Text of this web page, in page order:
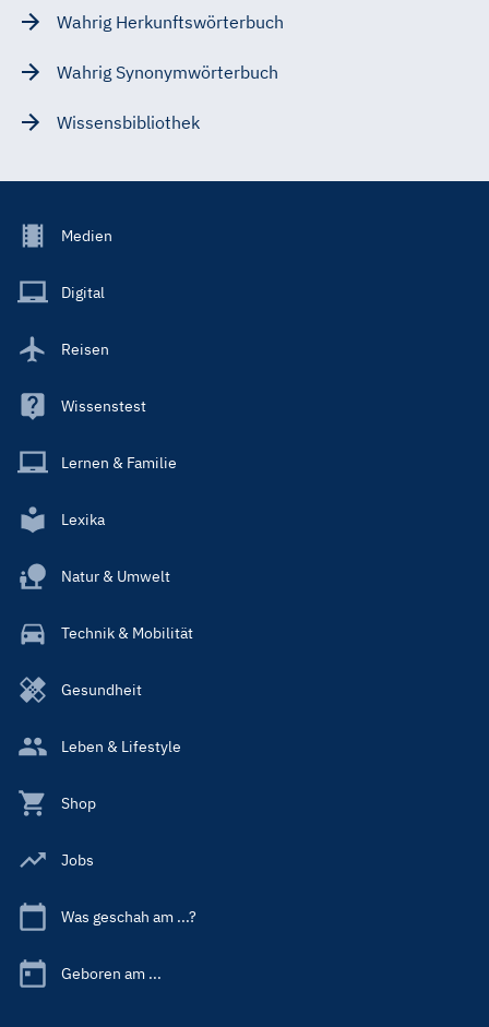
Wahrig Herkunftswörterbuch
Wahrig Synonymwörterbuch
Wissensbibliothek
Footer
Main
Medien
Digital
Reisen
Wissenstest
Lernen & Familie
Lexika
Natur & Umwelt
Technik & Mobilität
Gesundheit
Leben & Lifestyle
Shop
Jobs
Was geschah am ...?
Geboren am ...